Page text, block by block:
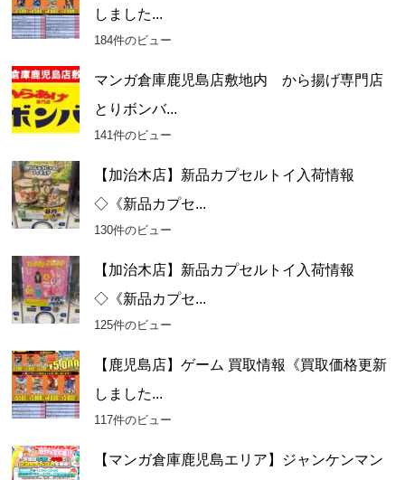
しました...
184件のビュー
マンガ倉庫鹿児島店敷地内 から揚げ専門店
とりボンバ...
141件のビュー
【加治木店】新品カプセルトイ入荷情報
◇《新品カプセ...
130件のビュー
【加治木店】新品カプセルトイ入荷情報
◇《新品カプセ...
125件のビュー
【鹿児島店】ゲーム 買取情報《買取価格更新
しました...
117件のビュー
【マンガ倉庫鹿児島エリア】ジャンケンマン